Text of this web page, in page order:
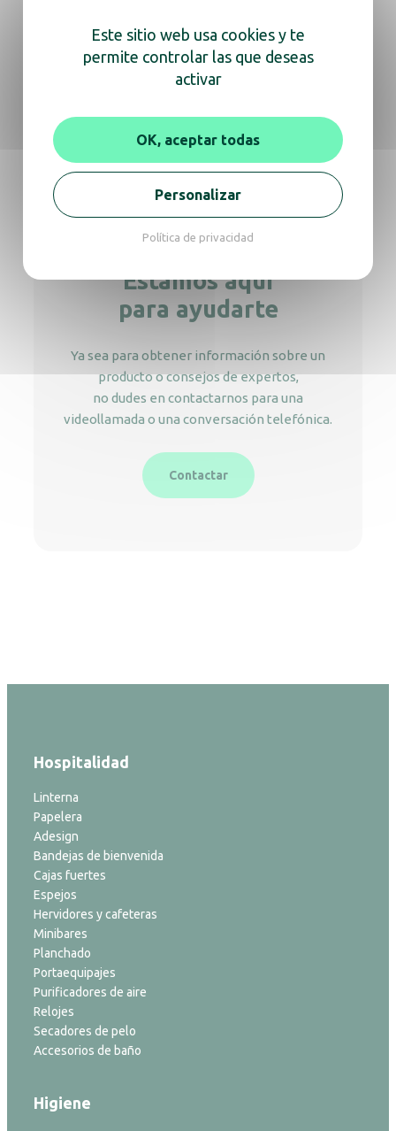
femenina
Dispensador de papel higiénico Jumbo 400,
metal blanco
Estamos aquí
para ayudarte
Ya sea para obtener información sobre un
producto o consejos de expertos,
no dudes en contactarnos para una
videollamada o una conversación telefónica.
Contactar
Hospitalidad
Linterna
Papelera
Adesign
Bandejas de bienvenida
Cajas fuertes
Espejos
Hervidores y cafeteras
Minibares
Planchado
Portaequipajes
Purificadores de aire
Relojes
Secadores de pelo
Accesorios de baño
Higiene
Este sitio web usa cookies y te
permite controlar las que deseas
activar
OK, aceptar todas
Personalizar
Política de privacidad